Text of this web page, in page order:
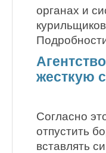
органах и
жесткую
Согласно
отпустить
вставлять